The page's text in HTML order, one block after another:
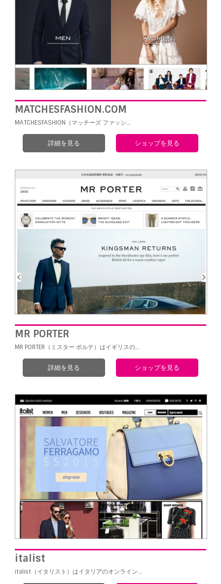
MATCHESFASHION.COM
MATCHESFASHION（マッチーズ ファッシ…
詳細を見る ショップを見る
MR PORTER
MR PORTER（ミスター ポルテ）はイギリスの…
詳細を見る ショップを見る
italist
italist（イタリスト）はイタリアのオンライン…